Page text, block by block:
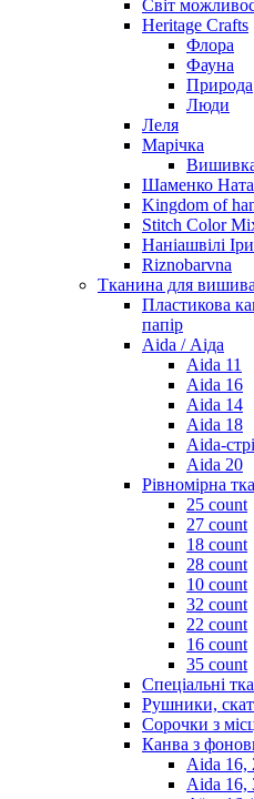
Світ
Heritage Crafts
Флора
Фауна
Природа
Люди
Леля
Марічка
Шаменко
Kingdom of
Stitch Color
Наніашвілі
Riznobarvna
Тканина для
Пластикова
папір
Aida / Аіда
Aida 11
Aida 16
Aida 14
Aida 18
Aida-
Aida 20
Рівномірна
25 count
27 count
18 count
28 count
10 count
32 count
22 count
16 count
35 count
Спеціальні
Рушники,
Сорочки з
Канва з
Aida 16,
Aida 16,